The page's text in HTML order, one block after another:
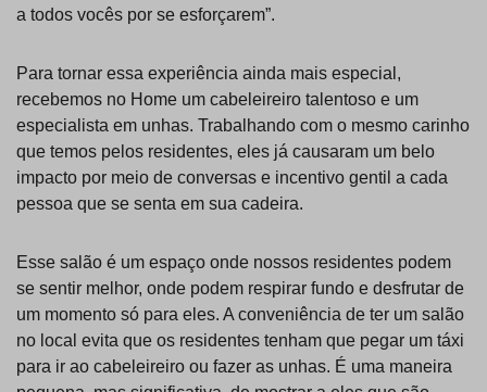
a todos vocês por se esforçarem”.
Para tornar essa experiência ainda mais especial,
recebemos no Home um cabeleireiro talentoso e um
especialista em unhas. Trabalhando com o mesmo carinho
que temos pelos residentes, eles já causaram um belo
impacto por meio de conversas e incentivo gentil a cada
pessoa que se senta em sua cadeira.
Esse salão é um espaço onde nossos residentes podem
se sentir melhor, onde podem respirar fundo e desfrutar de
um momento só para eles. A conveniência de ter um salão
no local evita que os residentes tenham que pegar um táxi
para ir ao cabeleireiro ou fazer as unhas. É uma maneira